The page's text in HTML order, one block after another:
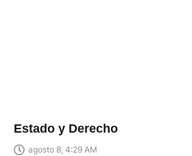
Estado y Derecho
agosto 8, 4:29 AM